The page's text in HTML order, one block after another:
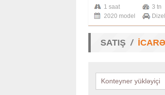
1 saat
3 tn
2020 model
Dizel
SATIŞ İCARƏ
Konteyner yükləyiçi